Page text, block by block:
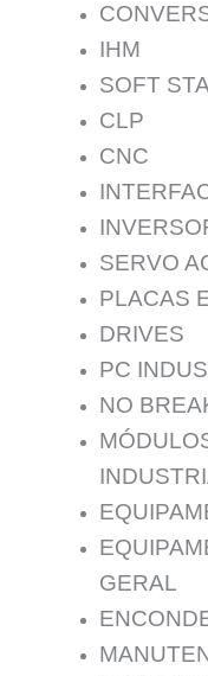
IHM
SOFT
CLP
CNC
SERVO
PLACAS
DRIVES
PC
NO
GERAL